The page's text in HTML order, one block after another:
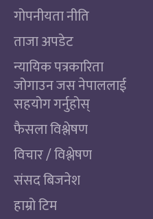
गोपनीयता नीति
ताजा अपडेट
न्यायिक पत्रकारिता
जोगाउन जस नेपाललाई
सहयोग गर्नुहोस्
फैसला विश्लेषण
विचार / विश्लेषण
संसद बिजनेश
हाम्रो टिम